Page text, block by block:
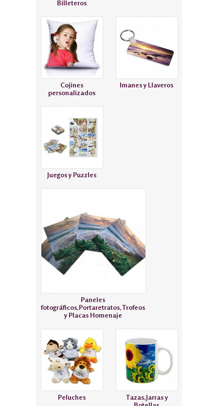
Billeteros
Cojines
personalizados
Imanes y Llaveros
Juegos y Puzzles
Paneles
fotográficos,Portaretratos,Trofeos
y Placas Homenaje
Peluches
Tazas,Jarras y